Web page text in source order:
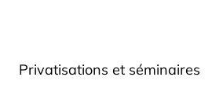
Privatisations et séminaires